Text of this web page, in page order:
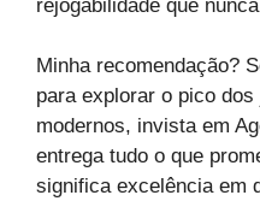
rejogabilidade que
Minha recomendação?
para explorar o pico
modernos, invista em
entrega tudo o que
significa excelência em